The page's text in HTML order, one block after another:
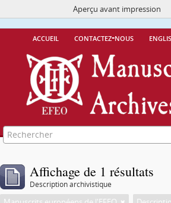
Ce site utilise des cookiesMore
accueil contactez-nous
Aperçu avant impression
Affichage de 1 résultats
Description archivistique